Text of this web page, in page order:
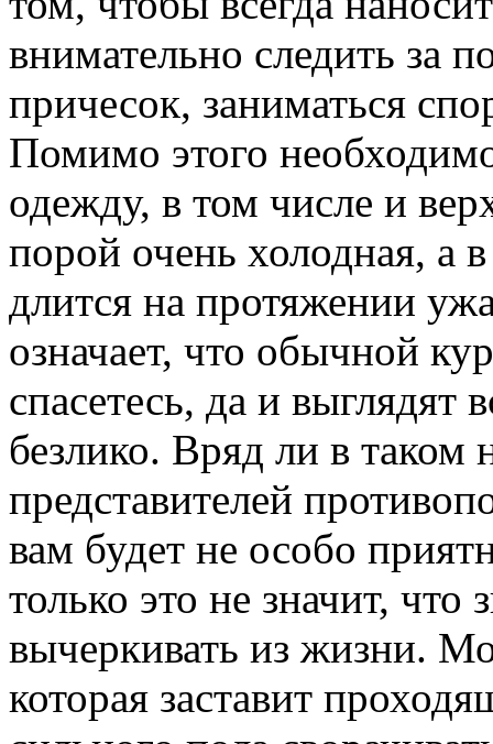
внимательно следить за
причесок, заниматься
Помимо этого
одежду, в том числе и
порой очень холодная, а
длится на протяжении
означает, что обычной
спасетесь, да и выглядят
безлико. Вряд ли в таком
представителей
вам будет не особо
только это не значит,
вычеркивать из жизни.
которая заставит